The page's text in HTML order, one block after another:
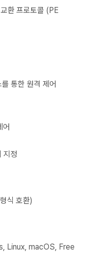
환 프로토콜 (PE
통한 원격 제어
어
지정
식 호환)
Linux, macOS, Free